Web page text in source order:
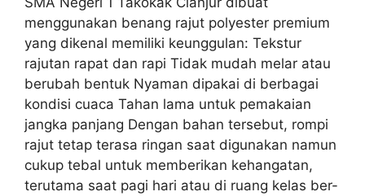
menggunakan benang rajut polyester premium
yang dikenal memiliki keunggulan: Tekstur
rajutan rapat dan rapi Tidak mudah melar atau
berubah bentuk Nyaman dipakai di berbagai
kondisi cuaca Tahan lama untuk pemakaian
jangka panjang Dengan bahan tersebut, rompi
rajut tetap terasa ringan saat digunakan namun
cukup tebal untuk memberikan kehangatan,
terutama saat pagi hari atau di ruang kelas ber-